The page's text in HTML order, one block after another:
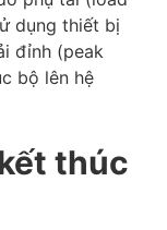
dụng thiết bị
đỉnh (peak
bộ lên hệ
thúc